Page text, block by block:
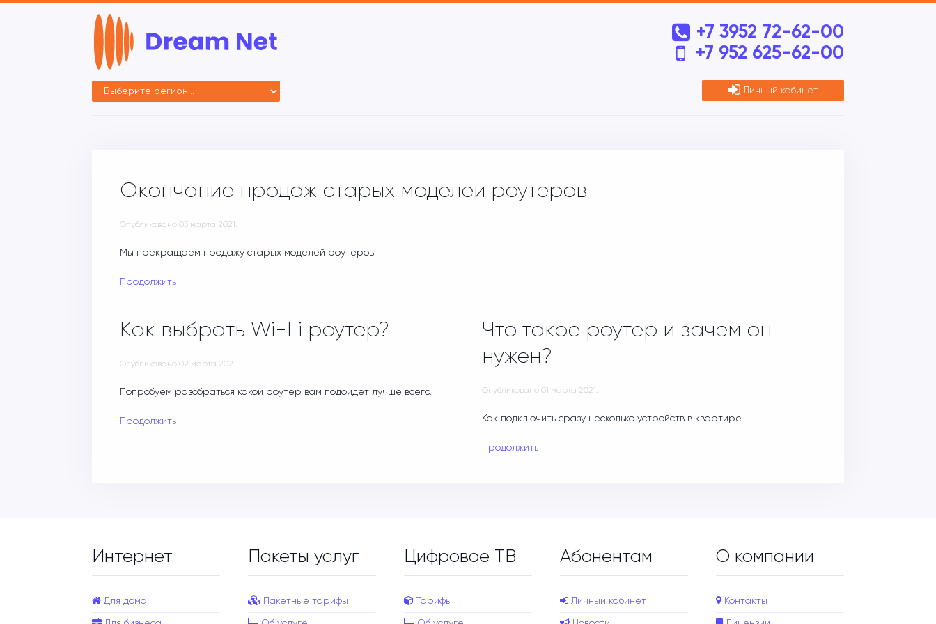
+7 3952 72-62-00
+7 952 625-62-00
Личный кабинет
Окончание продаж старых моделей роутеров
Опубликовано 03 марта 2021 .
Мы прекращаем продажу старых моделей роутеров
Продолжить
Как выбрать Wi-Fi роутер?
Опубликовано 02 марта 2021 .
Попробуем разобраться какой роутер вам подойдёт лучше всего.
Продолжить
Что такое роутер и зачем он
нужен?
Опубликовано 01 марта 2021 .
Как подключить сразу несколько устройств в квартире
Продолжить
Интернет
Для дома
Пакеты услуг
Пакетные тарифы
Цифровое ТВ
Тарифы
Абонентам
Личный кабинет
О компании
Контакты